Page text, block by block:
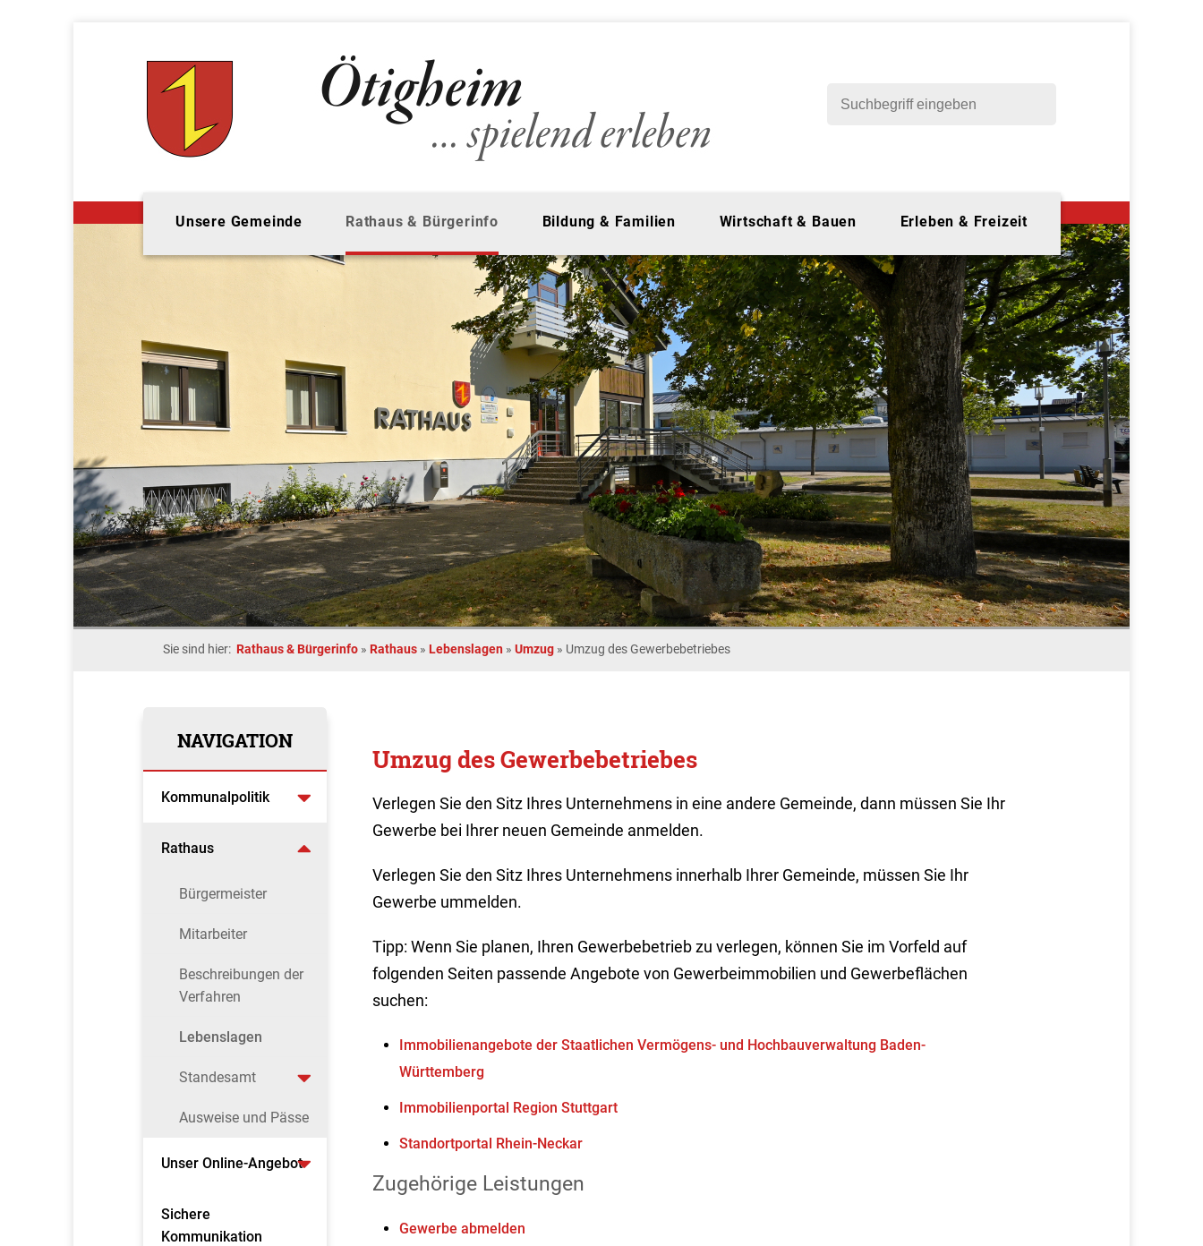
Unsere Gemeinde Rathaus & Bürgerinfo Bildung & Familien Wirtschaft & Bauen Erleben & Freizeit
Sie sind hier: Rathaus & Bürgerinfo » Rathaus » Lebenslagen » Umzug » Umzug des Gewerbebetriebes
NAVIGATION
Kommunalpolitik
Rathaus
Bürgermeister
Mitarbeiter
Beschreibungen der
Verfahren
Lebenslagen
Standesamt
Ausweise und Pässe
Unser Online-Angebot
Sichere
Kommunikation
Umzug des Gewerbebetriebes
Verlegen Sie den Sitz Ihres Unternehmens in eine andere Gemeinde, dann müssen Sie Ihr
Gewerbe bei Ihrer neuen Gemeinde anmelden.
Verlegen Sie den Sitz Ihres Unternehmens innerhalb Ihrer Gemeinde, müssen Sie Ihr
Gewerbe ummelden.
Tipp: Wenn Sie planen, Ihren Gewerbebetrieb zu verlegen, können Sie im Vorfeld auf
folgenden Seiten passende Angebote von Gewerbeimmobilien und Gewerbeflächen
suchen:
Immobilienangebote der Staatlichen Vermögens- und Hochbauverwaltung Baden-
Württemberg
Immobilienportal Region Stuttgart
Standortportal Rhein-Neckar
Zugehörige Leistungen
Gewerbe abmelden